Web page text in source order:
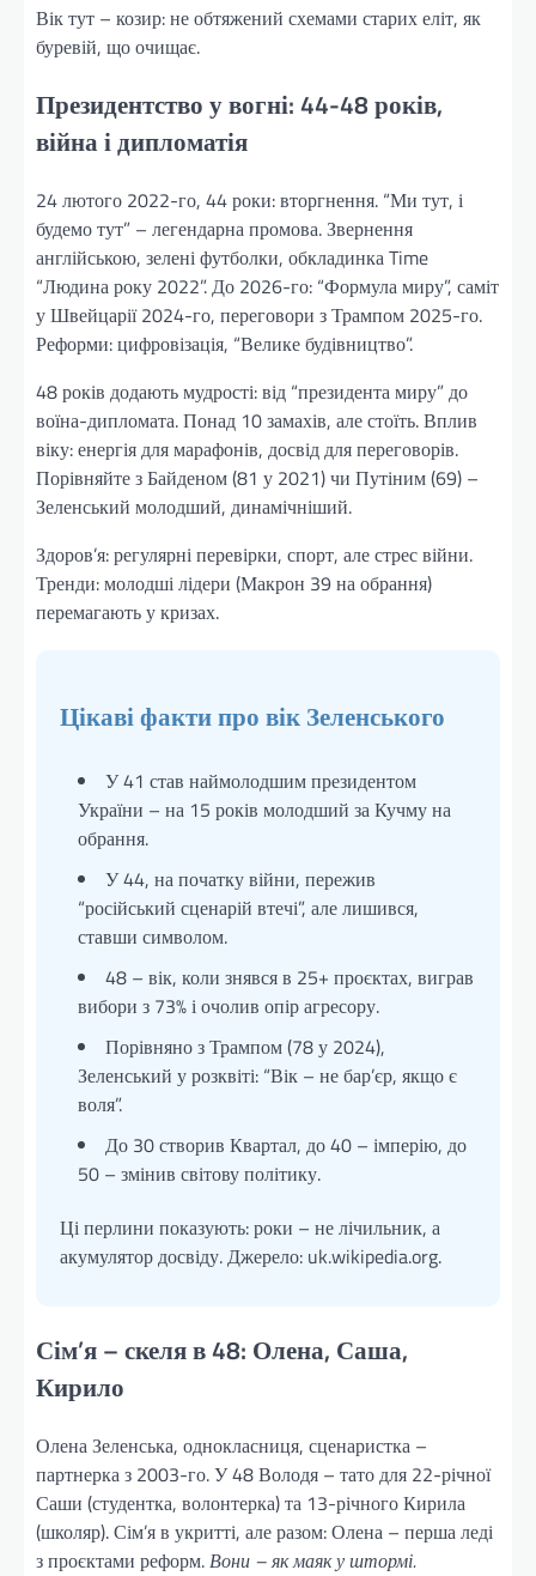
Вік тут – козир: не обтяжений схемами старих еліт, як
буревій, що очищає.
Президентство у вогні: 44-48 років,
війна і дипломатія
24 лютого 2022-го, 44 роки: вторгнення. “Ми тут, і
будемо тут” – легендарна промова. Звернення
англійською, зелені футболки, обкладинка Time
“Людина року 2022”. До 2026-го: “Формула миру”, саміт
у Швейцарії 2024-го, переговори з Трампом 2025-го.
Реформи: цифровізація, “Велике будівництво”.
48 років додають мудрості: від “президента миру” до
воїна-дипломата. Понад 10 замахів, але стоїть. Вплив
віку: енергія для марафонів, досвід для переговорів.
Порівняйте з Байденом (81 у 2021) чи Путіним (69) –
Зеленський молодший, динамічніший.
Здоров’я: регулярні перевірки, спорт, але стрес війни.
Тренди: молодші лідери (Макрон 39 на обрання)
перемагають у кризах.
Цікаві факти про вік Зеленського
У 41 став наймолодшим президентом
України – на 15 років молодший за Кучму на
обрання.
У 44, на початку війни, пережив
“російський сценарій втечі”, але лишився,
ставши символом.
48 – вік, коли знявся в 25+ проєктах, виграв
вибори з 73% і очолив опір агресору.
Порівняно з Трампом (78 у 2024),
Зеленський у розквіті: “Вік – не бар’єр, якщо є
воля”.
До 30 створив Квартал, до 40 – імперію, до
50 – змінив світову політику.
Ці перлини показують: роки – не лічильник, а
акумулятор досвіду. Джерело: uk.wikipedia.org.
Сім’я – скеля в 48: Олена, Саша,
Кирило
Олена Зеленська, однокласниця, сценаристка –
партнерка з 2003-го. У 48 Володя – тато для 22-річної
Саши (студентка, волонтерка) та 13-річного Кирила
(школяр). Сім’я в укритті, але разом: Олена – перша леді
з проєктами реформ.Вони – як маяк у штормі.